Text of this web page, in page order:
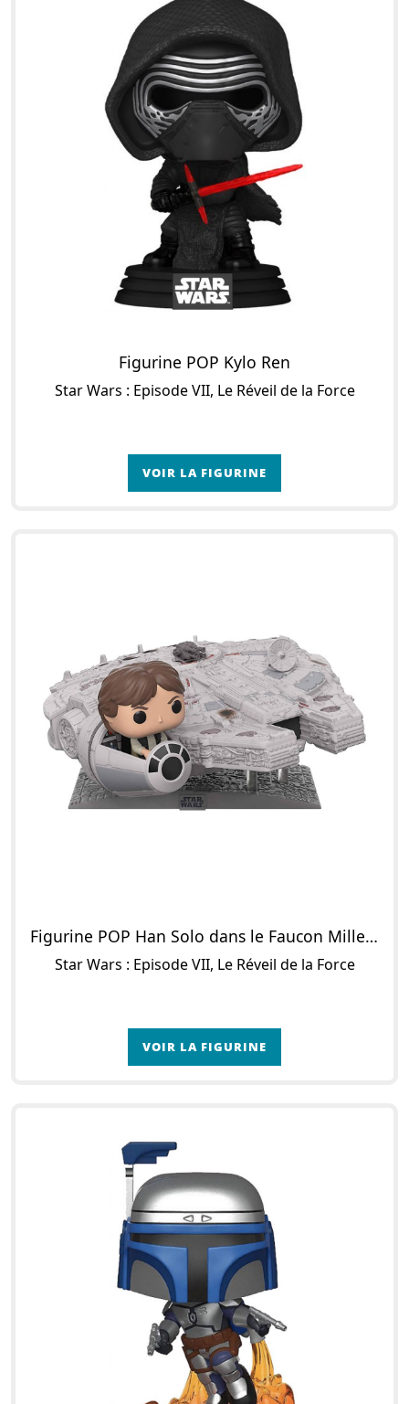
Figurine POP Kylo Ren
Star Wars : Episode VII, Le Réveil de la Force
VOIR LA FIGURINE
Figurine POP Han Solo dans le Faucon Millennium (Supersized)
Star Wars : Episode VII, Le Réveil de la Force
VOIR LA FIGURINE